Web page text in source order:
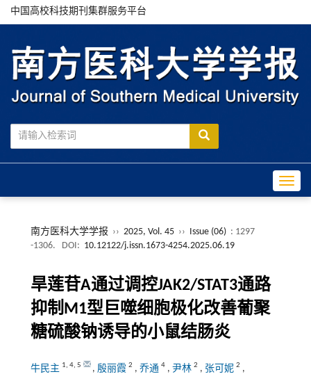
中国高校科技期刊集群服务平台
南方医科大学学报 ›› 2025, Vol. 45 ›› Issue (06) : 1297
-1306.
DOI: 10.12122/j.issn.1673-4254.2025.06.19
旱莲苷A通过调控JAK2/STAT3通路
抑制M1型巨噬细胞极化改善葡聚
糖硫酸钠诱导的小鼠结肠炎
牛民主 1, 4, 5 , 殷丽霞 2 , 乔通 4, 尹林 2 , 张可妮 2 ,